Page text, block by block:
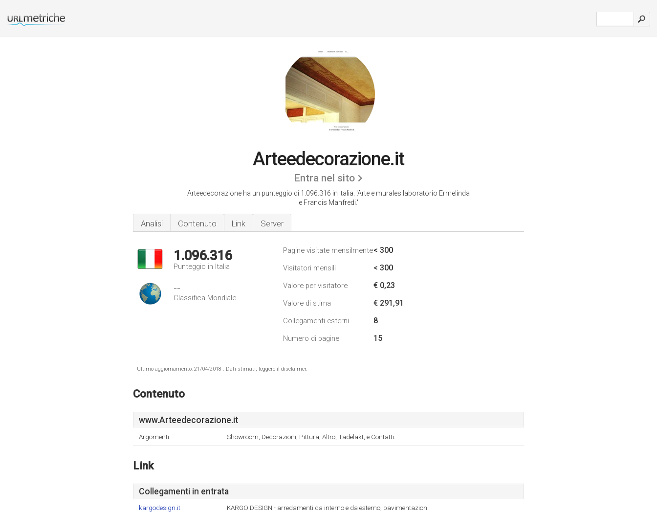
Arteedecorazione.it
Entra nel sito
Arteedecorazione ha un punteggio di 1.096.316 in Italia. 'Arte e murales laboratorio Ermelinda
e Francis Manfredi.'
Analisi Contenuto Link Server
1.096.316
Punteggio in Italia
--
Classifica Mondiale
Pagine visitate mensilmente< 300
Visitatori mensili < 300
Valore per visitatore € 0,23
Valore di stima € 291,91
Collegamenti esterni 8
Numero di pagine 15
Ultimo aggiornamento: 21/04/2018 . Dati stimati, leggere il disclaimer.
Contenuto
www.Arteedecorazione.it
Argomenti: Showroom, Decorazioni, Pittura, Altro, Tadelakt, e Contatti.
Link
Collegamenti in entrata
kargodesign.it KARGO DESIGN - arredamenti da interno e da esterno, pavimentazioni